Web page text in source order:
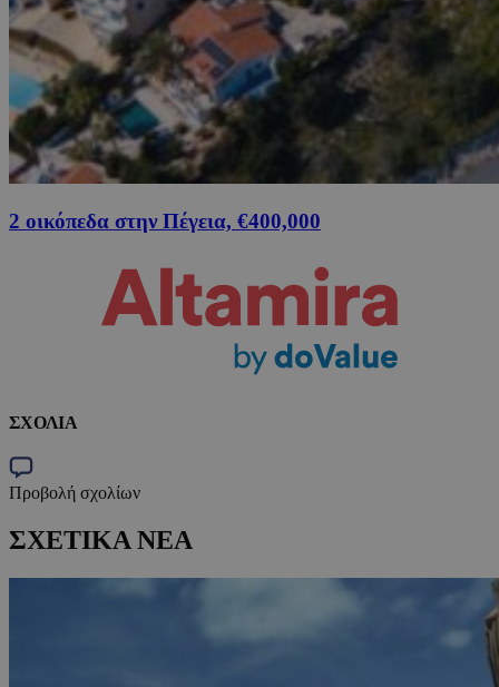
2 οικόπεδα στην Πέγεια, €400,000
ΣΧΟΛΙΑ
Προβολή σχολίων
ΣΧΕΤΙΚΑ ΝΕΑ